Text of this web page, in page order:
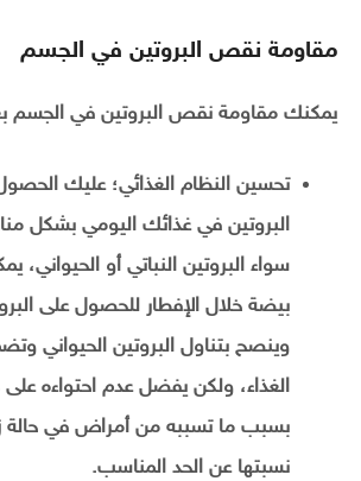
مقاومة نقص البروتين في الجسم
يمكنك مقاومة نقص البروتين في الجسم
تحسين النظام الغذائي؛ عليك
البروتين في غذائك اليومي بشكل
سواء البروتين النباتي أو الحيواني،
بيضة خلال الإفطار للحصول على
وينصح بتناول البروتين الحيواني
الغذاء، ولكن يفضل عدم احتواءه
بسبب ما تسببه من أمراض في حالة
نسبتها عن الحد المناسب.